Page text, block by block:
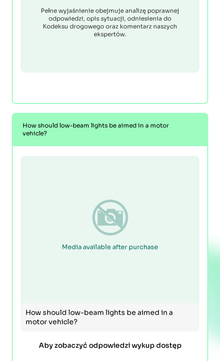
Pełne wyjaśnienie obejmuje analizę poprawnej
odpowiedzi, opis sytuacji, odniesienia do
Kodeksu drogowego oraz komentarz naszych
ekspertów.
How should low-beam lights be aimed in a motor
vehicle?
Media available after purchase
How should low-beam lights be aimed in a
motor vehicle?
Aby zobaczyć odpowiedzi wykup dostęp